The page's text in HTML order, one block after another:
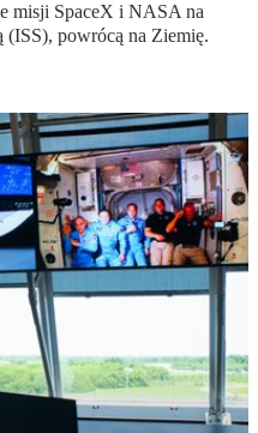
misji SpaceX i NASA na
powrócą na Ziemię.